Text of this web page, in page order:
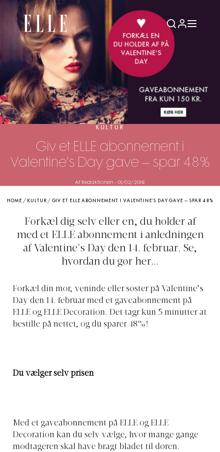
KULTUR
Giv et ELLE abonnement i
Valentine’s Day gave – spar 48%
Af Redaktionen - 01/02/2018
HOME / KULTUR / GIV ET ELLE ABONNEMENT I VALENTINE’S DAY GAVE – SPAR 48%
Forkæl dig selv eller en, du holder af
med et ELLE abonnement i anledningen
af Valentine's Day den 14. februar. Se,
hvordan du gør her...
Forkæl din mor, veninde eller søster på Valentine’s
Day den 14. februar med et gaveabonnement på
ELLE og ELLE Decoration. Det tagr kun 5 minutter at
bestille på nettet, og du sparer 48%!
Du vælger selv prisen
Med et gaveabonnement på ELLE og ELLE
Decoration kan du selv vælge, hvor mange gange
modtageren skal have bragt bladet til døren.